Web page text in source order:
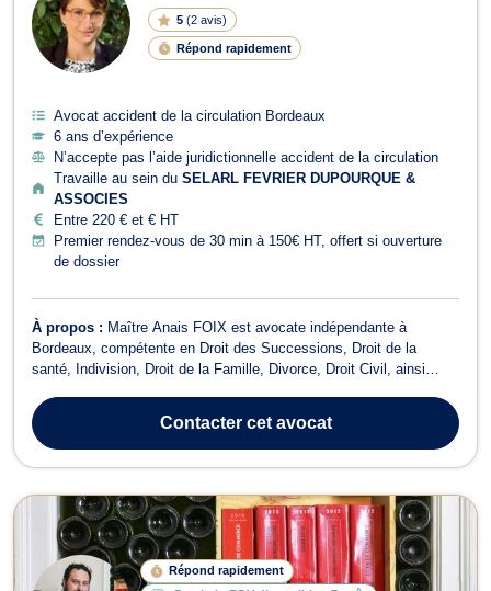
5 (2 avis)
Répond rapidement
Avocat accident de la circulation Bordeaux
6 ans d’expérience
N’accepte pas l’aide juridictionnelle accident de la circulation
Travaille au sein du SELARL FEVRIER DUPOURQUE &
ASSOCIES
Entre 220 € et € HT
Premier rendez-vous de 30 min à 150€ HT, offert si ouverture
de dossier
À propos : Maître Anais FOIX est avocate indépendante à
Bordeaux, compétente en Droit des Successions, Droit de la
santé, Indivision, Droit de la Famille, Divorce, Droit Civil, ainsi
des Successions, Maître FOIX vous accompagne dans toutes les
démarches liées à l'héritage,...
Contactercet avocat
Répond rapidement